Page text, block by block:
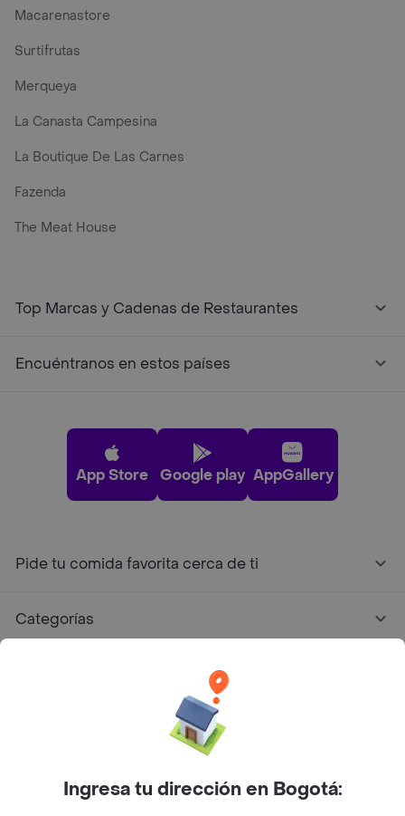
Macarenastore
Surtifrutas
Merqueya
La Canasta Campesina
La Boutique De Las Carnes
Fazenda
The Meat House
Top Marcas y Cadenas de Restaurantes
Encuéntranos en estos países
App Store Google play AppGallery
Pide tu comida favorita cerca de ti
Categorías
Facebook
Twitter
Instagram
Ingresa tu dirección en Bogotá: